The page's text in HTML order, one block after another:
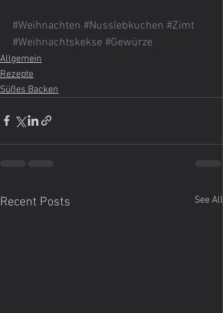
#Weihnachten #Nusslebkuchen #Zimt
#Weihnachtskekse #Gewürze
Allgemein
Rezepte
Süßes Backen
Recent Posts See All